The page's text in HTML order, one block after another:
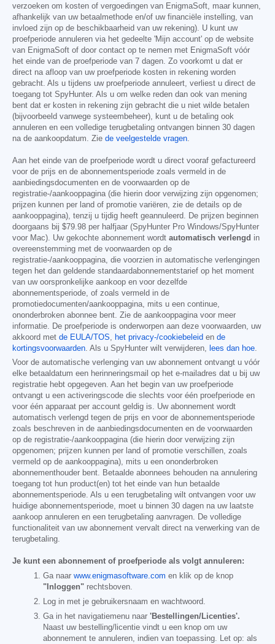
verzoeken om kosten of vergoedingen van EnigmaSoft, maar kunnen,
afhankelijk van uw betaalmethode en/of uw financiële instelling, van
invloed zijn op de beschikbaarheid van uw rekening). U kunt uw
proefperiode annuleren via het gedeelte 'Mijn account' op de website
van EnigmaSoft of door contact op te nemen met EnigmaSoft vóór
het einde van de proefperiode van 7 dagen. Zo voorkomt u dat er
direct na afloop van uw proefperiode kosten in rekening worden
gebracht. Als u tijdens uw proefperiode annuleert, verliest u direct de
toegang tot SpyHunter. Als u om welke reden dan ook van mening
bent dat er kosten in rekening zijn gebracht die u niet wilde betalen
(bijvoorbeeld vanwege systeembeheer), kunt u de betaling ook
annuleren en een volledige terugbetaling ontvangen binnen 30 dagen
na de aankoopdatum. Zie de veelgestelde vragen
Aan het einde van de proefperiode wordt u direct vooraf gefactureerd
voor de prijs en de abonnementsperiode zoals vermeld in de
aanbiedingsdocumenten en de voorwaarden op de
registratie-/aankooppagina (die hierin door verwijzing zijn opgenomen;
prijzen kunnen per land of promotie variëren, zie de details op de
aankooppagina), tenzij u tijdig heeft geannuleerd. De prijzen beginnen
doorgaans bij $79.98 per halfjaar (SpyHunter Pro Windows/SpyHunter
voor Mac). Uw gekochte abonnement wordt automatisch verlengd in
overeenstemming met de voorwaarden op de
registratie-/aankooppagina, die voorzien in automatische verlengingen
tegen het dan geldende standaardabonnementstarief op het moment
van uw oorspronkelijke aankoop en voor dezelfde
abonnementsperiode, of zoals vermeld in de
promotiedocumenten/aankooppagina, mits u een continue,
ononderbroken abonnee bent. Zie de aankooppagina voor meer
informatie. De proefperiode is onderworpen aan deze voorwaarden, uw
akkoord met de EULA/TOS het privacy-/cookiebeleid en de
kortingsvoorwaarden . Als u SpyHunter wilt verwijderen, lees dan hoe
Voor de automatische verlenging van uw abonnement ontvangt u vóór
elke betaaldatum een herinneringsmail op het e-mailadres dat u bij uw
registratie hebt opgegeven. Aan het begin van uw proefperiode
ontvangt u een activeringscode die slechts voor één proefperiode en
voor één apparaat per account geldig is. Uw abonnement wordt
automatisch verlengd tegen de prijs en voor de abonnementsperiode
zoals beschreven in de aanbiedingsdocumenten en de voorwaarden
op de registratie-/aankooppagina (die hierin door verwijzing zijn
opgenomen; prijzen kunnen per land of promotie verschillen, zoals
vermeld op de aankooppagina), mits u een ononderbroken
abonnementhouder bent. Betaalde abonnees behouden na annulering
toegang tot hun product(en) tot het einde van hun betaalde
abonnementsperiode. Als u een terugbetaling wilt ontvangen voor uw
huidige abonnementsperiode, moet u binnen 30 dagen na uw laatste
aankoop annuleren en een terugbetaling aanvragen. De volledige
functionaliteit van uw abonnement vervalt direct na verwerking van de
terugbetaling.
Je kunt een abonnement of proefperiode als volgt annuleren:
Ga naar www.enigmasoftware.com en klik op de knop
"Inloggen" rechtsboven.
Log in met je gebruikersnaam en wachtwoord.
Ga in het navigatiemenu naar 'Bestellingen/Licenties'.
Naast uw bestelling/licentie vindt u een knop om uw
abonnement te annuleren, indien van toepassing. Let op: als